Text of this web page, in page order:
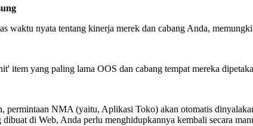
waktu nyata tentang kinerja merek dan cabang Anda,
item yang paling lama OOS dan cabang tempat mereka
permintaan NMA (yaitu, Aplikasi Toko) akan otomatis
di Web, Anda perlu menghidupkannya kembali secara